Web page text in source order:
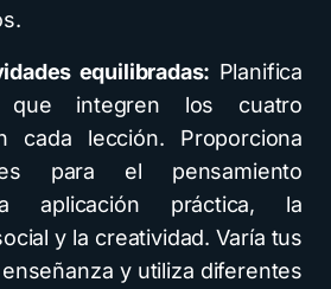
equilibradas: Planifica
que integren los cuatro
cada lección. Proporciona
para el pensamiento
aplicación práctica, la
y la creatividad. Varía tus
y utiliza diferentes